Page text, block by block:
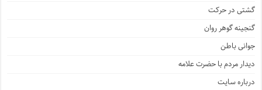
گشتی در حرکت
گنجینه گوهر روان
جوانی باطن
دیدار مردم با حضرت علامه
درباره سایت